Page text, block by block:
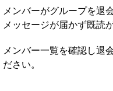
メンバーがグループを退
メッセージが届かず既読
メンバー一覧を確認し退
ださい。